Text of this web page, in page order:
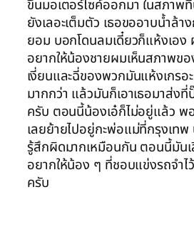
ขึ้นมอเตอร์ไซค์ออกมา ในสภาพ
ยังเลอะเต็มตัว เธอขออาบน้ำล้
ยอม บอกโดนลมเดี๋ยวก็แห้งเอง
อยากให้น้องชายผมเห็นสภาพข
เงี่ยนและฉี่ของพวกมันแห้งเกรอ
มากกว่า แล้วมันก็เอาเธอมาส่ง
ครับ ตอนนี้น้องเอ๋ก็ไม่อยู่แล้ว พ
เลยย้ายไปอยู่กะพ่อแม่ที่กรุงเท
รู้สึกผิดมากเหมือนกัน ตอนนี้มันเ
อยากให้น้อง ๆ ที่ชอบแข่งรถจำ
ครับ